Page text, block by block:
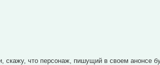
скажу, что персонаж, пишущий в своем анонсе